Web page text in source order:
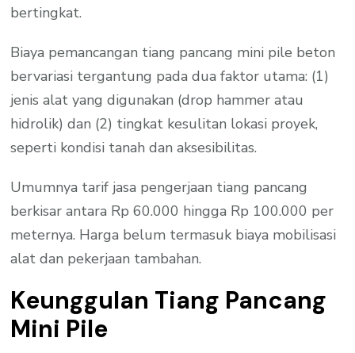
bertingkat.
Biaya pemancangan tiang pancang mini pile beton
bervariasi tergantung pada dua faktor utama: (1)
jenis alat yang digunakan (drop hammer atau
hidrolik) dan (2) tingkat kesulitan lokasi proyek,
seperti kondisi tanah dan aksesibilitas.
Umumnya tarif jasa pengerjaan tiang pancang
berkisar antara Rp 60.000 hingga Rp 100.000 per
meternya. Harga belum termasuk biaya mobilisasi
alat dan pekerjaan tambahan.
Keunggulan Tiang Pancang
Mini Pile